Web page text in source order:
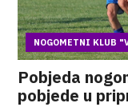
NOGOMETNI KLUB
Pobjeda
pobjede u